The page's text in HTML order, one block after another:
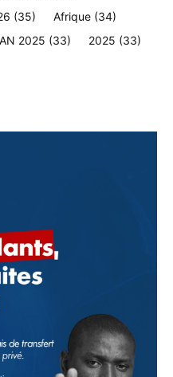
(35) Afrique (34)
2025 (33) 2025 (33)